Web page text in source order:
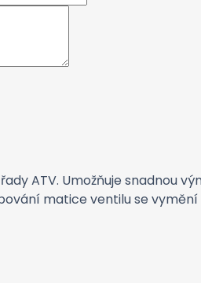
ATV. Umožňuje snadnou
matice ventilu se